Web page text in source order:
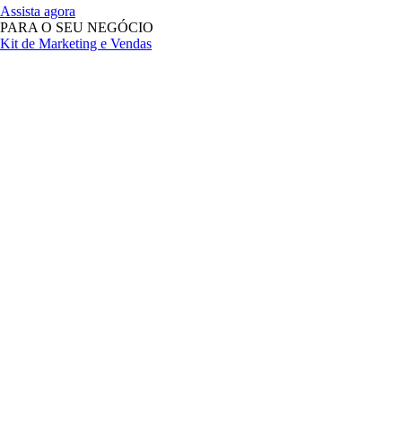
Assista agora
PARA O SEU NEGÓCIO
Kit de Marketing e Vendas